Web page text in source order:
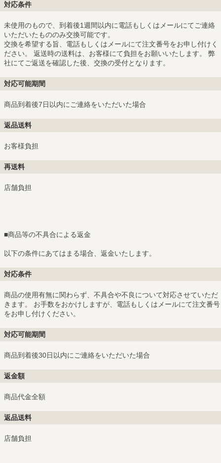
対応条件
未使用のもので、到着後1週間以内に電話もしくはメールにてご連絡
いただいたもののみ交換可能です。
交換を希望する旨、電話もしくはメールにて注文番号をお申し付けく
ださい。 返送時の送料は、お客様にて負担をお願いいたします。 弊
社にてご返送を確認した後、交換の受付となります。
対応可能期間
商品到着後7日以内にご連絡をいただいた場合
返品送料
お客様負担
再送料
店舗負担
■商品等の不具合による返金
以下の条件にあてはまる場合、返金いたします。
対応条件
商品の使用有無に関わらず、不具合や不良について対応させていただ
きます。 お手数をおかけしますが、電話もしくはメールにて注文番号
をお申し付けください。
対応可能期間
商品到着後30日以内にご連絡をいただいた場合
返金額
商品代金全額
返品送料
店舗負担